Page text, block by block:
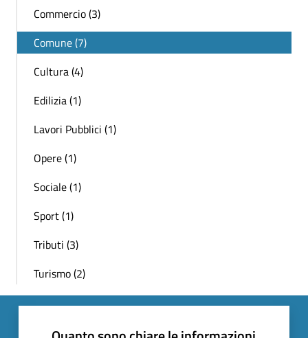
Commercio (3)
Comune (7)
Cultura (4)
Edilizia (1)
Lavori Pubblici (1)
Opere (1)
Sociale (1)
Sport (1)
Tributi (3)
Turismo (2)